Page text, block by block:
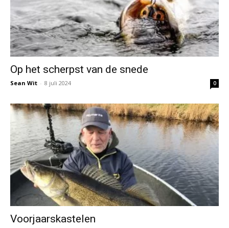
Op het scherpst van de snede
Sean Wit - 8 juli 2024 0
Voorjaarskastelen